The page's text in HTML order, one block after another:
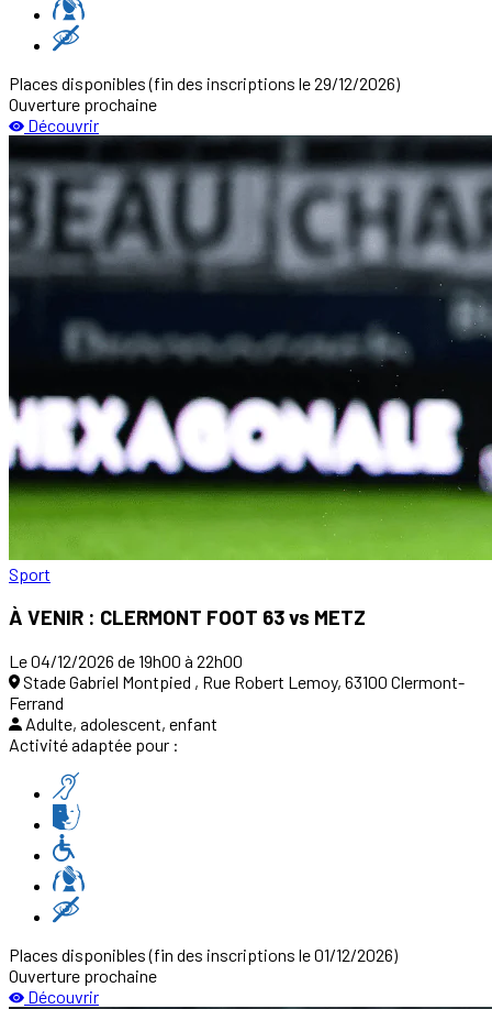
Places disponibles(fin des inscriptions le 29/12/2026)
Ouverture prochaine
Découvrir
Sport
À VENIR : CLERMONT FOOT 63 vs METZ
Le 04/12/2026 de 19h00 à 22h00
Stade Gabriel Montpied , Rue Robert Lemoy, 63100 Clermont-
Ferrand
Adulte, adolescent, enfant
Activité adaptée pour :
Places disponibles(fin des inscriptions le 01/12/2026)
Ouverture prochaine
Découvrir